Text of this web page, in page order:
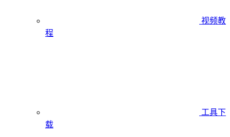
视频教
程
工具下
载